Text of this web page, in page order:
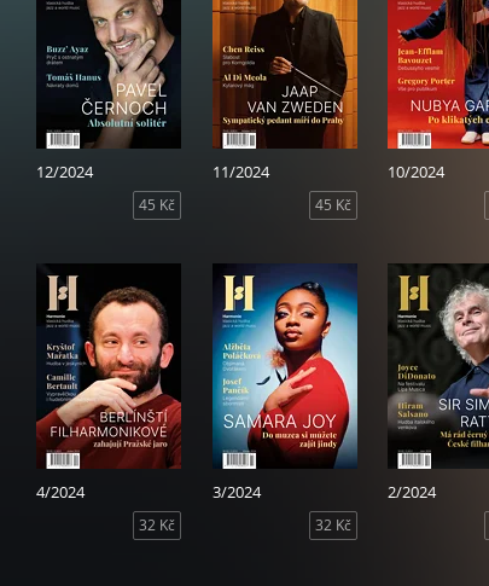
12/2024
45 Kč
11/2024
45 Kč
10/2024
4/2024
32 Kč
3/2024
32 Kč
2/2024